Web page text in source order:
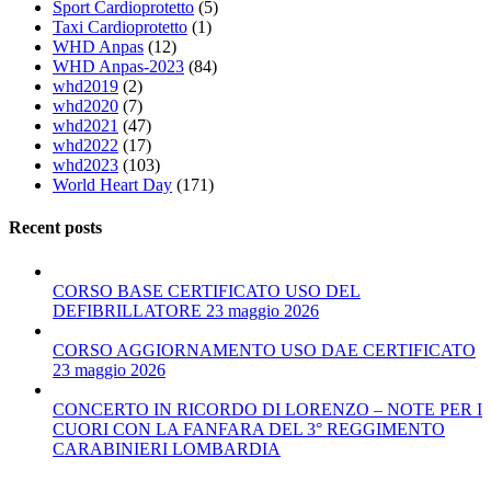
Sport Cardioprotetto (5)
Taxi Cardioprotetto (1)
WHD Anpas (12)
WHD Anpas-2023 (84)
whd2019 (2)
whd2020 (7)
whd2021 (47)
whd2022 (17)
whd2023 (103)
World Heart Day (171)
Recent posts
CORSO BASE CERTIFICATO USO DEL
DEFIBRILLATORE 23 maggio 2026
CORSO AGGIORNAMENTO USO DAE CERTIFICATO
23 maggio 2026
CONCERTO IN RICORDO DI LORENZO – NOTE PER I
CUORI CON LA FANFARA DEL 3° REGGIMENTO
CARABINIERI LOMBARDIA